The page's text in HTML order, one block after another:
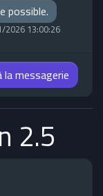
possible.
2026 13:00:26
la messagerie
2.5